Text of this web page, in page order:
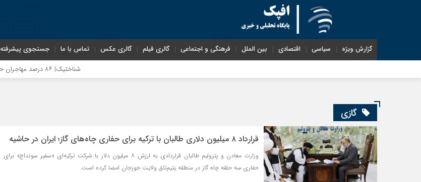
گزارش ویژه سیاسی اقتصادی بین الملل فرهنگی و اجتماعی گالری فیلم گالری عکس تماس با ما جستجوی پیشرفته
شناختیک| ۸۶ درصد مهاجران حامی ایران در جنگ؛ ۷۵ درصد مهاجران دولت چهاردهم را خیرخواه خود نمی‌دانند
گازی
قرارداد ۸ میلیون دلاری طالبان با ترکیه برای حفاری چاه‌های گاز؛ ایران در حاشیه
وزارت معادن و پترولیم طالبان قراردادی به ارزش ۸ میلیون دلار با شرکت ترکیه‌ای «سفیر سونداج» برای
حفاری سه حلقه چاه گاز در منطقه یتیم‌تاق ولایت جوزجان امضا کرده است.